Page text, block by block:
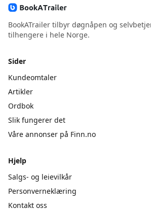
BookATrailer tilbyr døgnåpen og
tilhengere i hele Norge.
Sider
Kundeomtaler
Artikler
Ordbok
Slik fungerer det
Våre annonser på Finn.no
Hjelp
Salgs- og leievilkår
Personverneklæring
Kontakt oss